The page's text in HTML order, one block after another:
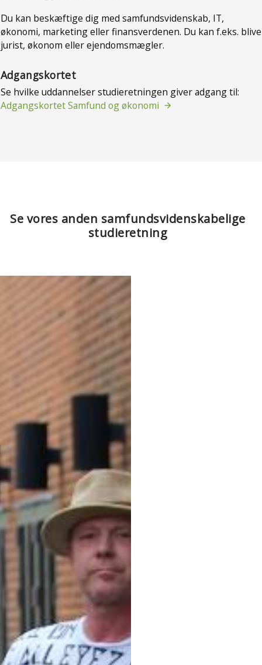
Du kan beskæftige dig med samfundsvidenskab, IT,
økonomi, marketing eller finansverdenen. Du kan f.eks. blive
jurist, økonom eller ejendomsmægler.
Adgangskortet
Se hvilke uddannelser studieretningen giver adgang til:
Adgangskortet Samfund og økonomi
Se vores anden samfundsvidenskabelige
studieretning